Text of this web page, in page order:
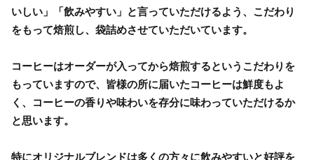
いしい」「飲みやすい」と言っていただけるよう、こだわり
をもって焙煎し、袋詰めさせていただいています。
コーヒーはオーダーが入ってから焙煎するというこだわりを
もっていますので、皆様の所に届いたコーヒーは鮮度もよ
く、コーヒーの香りや味わいを存分に味わっていただけるか
と思います。
特にオリジナルブレンドは多くの方々に飲みやすいと好評を